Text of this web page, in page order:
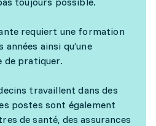
requiert une formation
ainsi qu’une
de pratiquer.
travaillent dans des
postes sont également
de santé, des assurances